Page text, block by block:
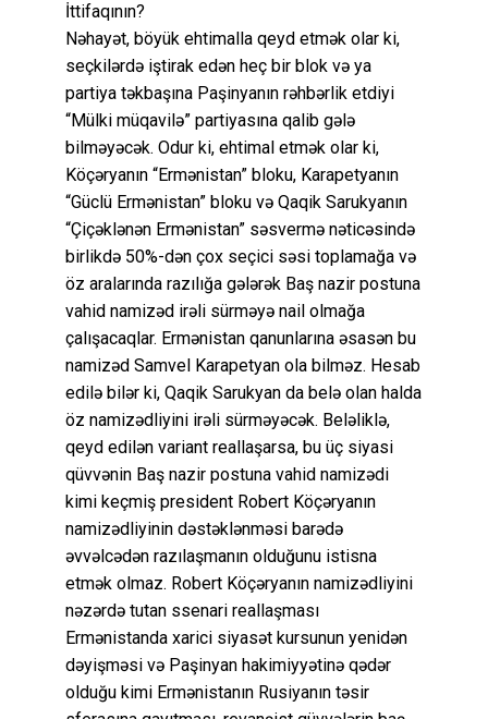
İttifaqının?
Nəhayət, böyük ehtimalla qeyd etmək olar ki,
seçkilərdə iştirak edən heç bir blok və ya
partiya təkbaşına Paşinyanın rəhbərlik etdiyi
“Mülki müqavilə” partiyasına qalib gələ
bilməyəcək. Odur ki, ehtimal etmək olar ki,
Köçəryanın “Ermənistan” bloku, Karapetyanın
“Güclü Ermənistan” bloku və Qaqik Sarukyanın
“Çiçəklənən Ermənistan” səsvermə nəticəsində
birlikdə 50%-dən çox seçici səsi toplamağa və
öz aralarında razılığa gələrək Baş nazir postuna
vahid namizəd irəli sürməyə nail olmağa
çalışacaqlar. Ermənistan qanunlarına əsasən bu
namizəd Samvel Karapetyan ola bilməz. Hesab
edilə bilər ki, Qaqik Sarukyan da belə olan halda
öz namizədliyini irəli sürməyəcək. Beləliklə,
qeyd edilən variant reallaşarsa, bu üç siyasi
qüvvənin Baş nazir postuna vahid namizədi
kimi keçmiş president Robert Köçəryanın
namizədliyinin dəstəklənməsi barədə
əvvəlcədən razılaşmanın olduğunu istisna
etmək olmaz. Robert Köçəryanın namizədliyini
nəzərdə tutan ssenari reallaşması
Ermənistanda xarici siyasət kursunun yenidən
dəyişməsi və Paşinyan hakimiyyətinə qədər
olduğu kimi Ermənistanın Rusiyanın təsir